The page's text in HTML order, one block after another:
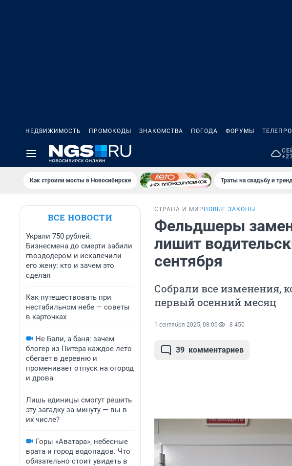
НЕДВИЖИМОСТЬ ПРОМОКОДЫ ЗНАКОМСТВА ПОГОДА ФОРУМЫ
Как строили мосты в Новосибирске Траты на свадьбу и
ВСЕ НОВОСТИ
Украли 750 рублей.
Бизнесмена до смерти забили
гвоздодером и искалечили
его жену: кто и зачем это
сделал
Как путешествовать при
нестабильном небе — советы
в карточках
Не Бали, а баня: зачем
блогер из Питера каждое лето
сбегает в деревню и
променивает отпуск на огород
и дрова
Лишь единицы смогут решить
эту загадку за минуту — вы в
их числе?
Горы «Аватара», небесные
врата и город водопадов. Что
обязательно стоит увидеть в
СТРАНА И МИР НОВЫЕ ЗАКОНЫ
Фельдшеры
лишит
сентября
Собрали все изменения,
первый осенний месяц
1 сентября 2025, 08:00 8 450
39 комментариев